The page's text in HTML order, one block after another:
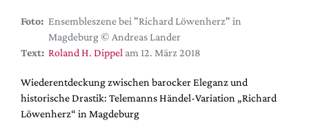
Hefte
Alle Hefte
Leseproben
Podcast
Foto: Ensembleszene bei "Richard Löwenherz" in
Magdeburg © Andreas Lander
Text: Roland H. Dippel am 12. März 2018
Wiederentdeckung zwischen barocker Eleganz und
historische Drastik: Telemanns Händel-Variation „Richard
Löwenherz“ in Magdeburg